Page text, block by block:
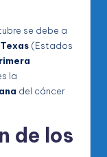
se debe a
Texas (Estados
la
del cáncer
de los